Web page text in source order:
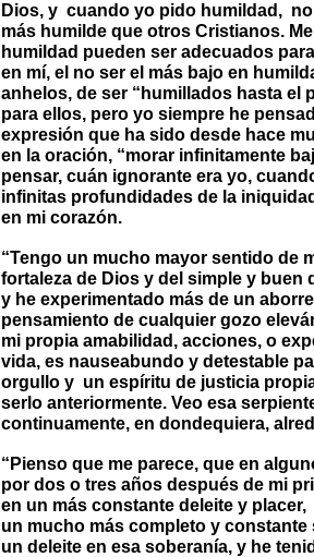
Dios, y cuando yo pido humildad,
más humilde que otros Cristianos.
humildad pueden ser adecuados
en mí, el no ser el más bajo en
anhelos, de ser “humillados hasta el
para ellos, pero yo siempre he
expresión que ha sido desde hace
en la oración, “morar infinitamente
pensar, cuán ignorante era yo,
infinitas profundidades de la
en mi corazón.
“Tengo un mucho mayor sentido de
fortaleza de Dios y del simple y
y he experimentado más de un
pensamiento de cualquier gozo
mi propia amabilidad, acciones, o
vida, es nauseabundo y detestable
orgullo y un espíritu de justicia
serlo anteriormente. Veo esa
continuamente, en dondequiera,
“Pienso que me parece, que en
por dos o tres años después de mi
en un más constante deleite y
un mucho más completo y
un deleite en esa soberanía, y he